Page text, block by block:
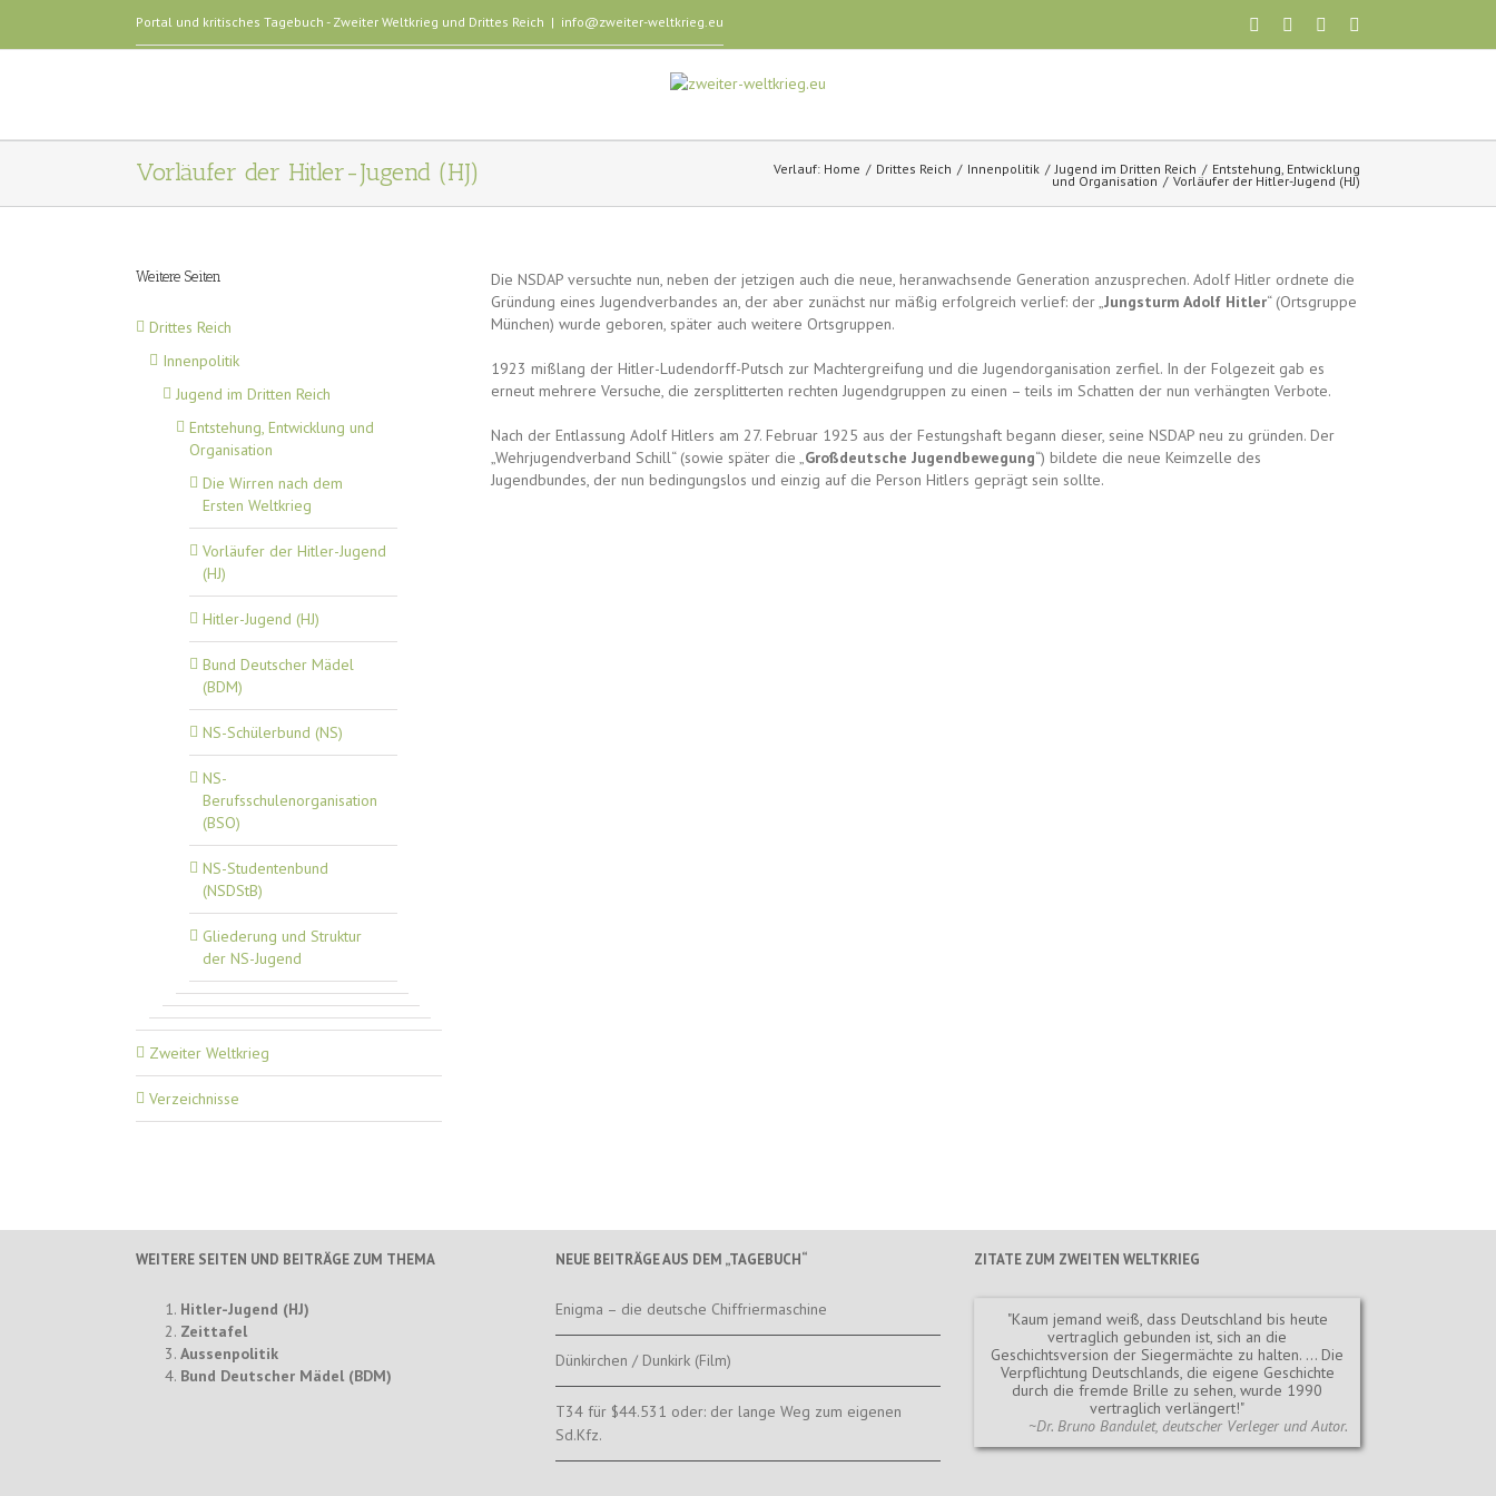
Portal und kritisches Tagebuch - Zweiter Weltkrieg und Drittes Reich | info@zweiter-weltkrieg.eu
Vorläufer der Hitler-Jugend (HJ) Verlauf: Home Drittes Reich Innenpolitik Jugend im Dritten Reich Entstehung, Entwicklung
und Organisation Vorläufer der Hitler-Jugend (HJ)
Die NSDAP versuchte nun, neben der jetzigen auch die neue, heranwachsende Generation anzusprechen. Adolf Hitler ordnete die
Gründung eines Jugendverbandes an, der aber zunächst nur mäßig erfolgreich verlief: der „Jungsturm Adolf Hitler“ (Ortsgruppe
München) wurde geboren, später auch weitere Ortsgruppen.
1923 mißlang der Hitler-Ludendorff-Putsch zur Machtergreifung und die Jugendorganisation zerfiel. In der Folgezeit gab es
erneut mehrere Versuche, die zersplitterten rechten Jugendgruppen zu einen – teils im Schatten der nun verhängten Verbote.
Nach der Entlassung Adolf Hitlers am 27. Februar 1925 aus der Festungshaft begann dieser, seine NSDAP neu zu gründen. Der
„Wehrjugendverband Schill“ (sowie später die „Großdeutsche Jugendbewegung“) bildete die neue Keimzelle des
Jugendbundes, der nun bedingungslos und einzig auf die Person Hitlers geprägt sein sollte.
Weitere Seiten
Drittes Reich
Innenpolitik
Jugend im Dritten Reich
Entstehung, Entwicklung und
Organisation
Die Wirren nach dem
Ersten Weltkrieg
Vorläufer der Hitler-Jugend
(HJ)
Hitler-Jugend (HJ)
Bund Deutscher Mädel
(BDM)
NS-Schülerbund (NS)
NS-
Berufsschulenorganisation
(BSO)
NS-Studentenbund
(NSDStB)
Gliederung und Struktur
der NS-Jugend
Zweiter Weltkrieg
Verzeichnisse
WEITERE SEITEN UND BEITRÄGE ZUM THEMA
Hitler-Jugend (HJ)
Zeittafel
Aussenpolitik
Bund Deutscher Mädel (BDM)
NEUE BEITRÄGE AUS DEM „TAGEBUCH“
Enigma – die deutsche Chiffriermaschine
Dünkirchen / Dunkirk (Film)
T34 für $44.531 oder: der lange Weg zum eigenen
Sd.Kfz.
ZITATE ZUM ZWEITEN WELTKRIEG
Kaum jemand weiß, dass Deutschland bis heute
vertraglich gebunden ist, sich an die
Geschichtsversion der Siegermächte zu halten. … Die
Verpflichtung Deutschlands, die eigene Geschichte
durch die fremde Brille zu sehen, wurde 1990
vertraglich verlängert!
~Dr. Bruno Bandulet, deutscher Verleger und Autor.